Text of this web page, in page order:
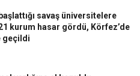
savaş üniversitelere
21 kurum hasar gördü, Körfez’de
geçildi